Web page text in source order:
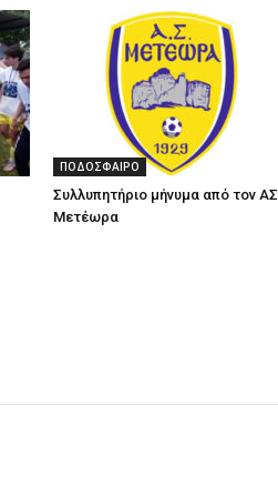
ΠΟΔΟΣΦΑΙΡΟ
Συλλυπητήριο μήνυμα από τον ΑΣ
Μετέωρα